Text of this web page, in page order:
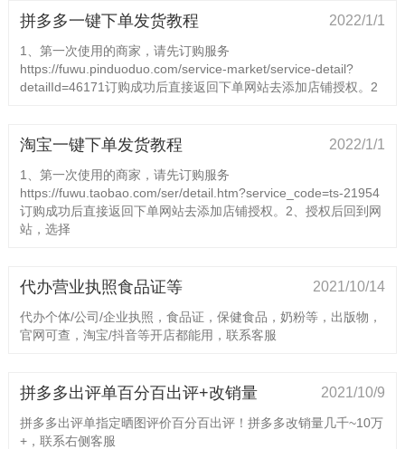
拼多多一键下单发货教程 2022/1/1
1、第一次使用的商家，请先订购服务
https://fuwu.pinduoduo.com/service-market/service-detail?
detailId=46171订购成功后直接返回下单网站去添加店铺授权。2
淘宝一键下单发货教程 2022/1/1
1、第一次使用的商家，请先订购服务
https://fuwu.taobao.com/ser/detail.htm?service_code=ts-21954
订购成功后直接返回下单网站去添加店铺授权。2、授权后回到网
站，选择
代办营业执照食品证等 2021/10/14
代办个体/公司/企业执照，食品证，保健食品，奶粉等，出版物，
官网可查，淘宝/抖音等开店都能用，联系客服
拼多多出评单百分百出评+改销量 2021/10/9
拼多多出评单指定晒图评价百分百出评！拼多多改销量几千~10万
+，联系右侧客服